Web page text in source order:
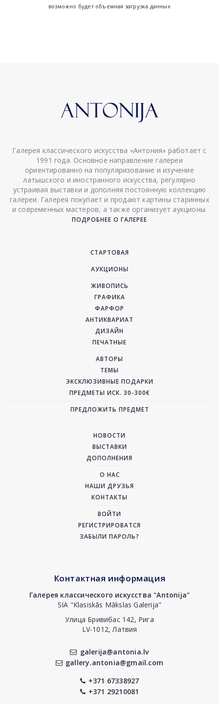
возможно будет объемная загрузка данных
Галерея классического искусства «Антония» работает с
1991 года. Основное направление галереи
ориентированно на популяризование и изучение
латышского и иностранного искусства, регулярно
устраивая выставки и дополняя постоянную коллекцию
галереи. Галерея покупает и продают картины старинных
и современных мастеров, а также организует аукционы.
ПОДРОБНЕЕ О ГАЛЕРЕЕ
СТАРТОВАЯ
АУКЦИОНЫ
ЖИВОПИСЬ
ГРАФИКА
ФАРФОР
АНТИКВАРИАТ
ДИЗАЙН
ПЕЧАТНЫЕ
АВТОРЫ
ТЕМЫ
ЭКСКЛЮЗИВНЫЕ ПОДАРКИ
ПРЕДМЕТЫ ИСК. 30-300€
ПРЕДЛОЖИТЬ ПРЕДМЕТ
НОВОСТИ
ВЫСТАВКИ
ДОПОЛНЕНИЯ
О НАС
НАШИ ДРУЗЬЯ
КОНТАКТЫ
ВОЙТИ
РЕГИСТРИРОВАТСЯ
ЗАБЫЛИ ПАРОЛЬ?
Контактная информация
Галерея классического искусства "Antonija"
SIA "Klasiskās Mākslas Galerija"
Улица Бривибас 142, Рига
LV-1012, Латвия
galerija@antonia.lv
gallery.antonia@gmail.com
+371 67338927
+371 29210081